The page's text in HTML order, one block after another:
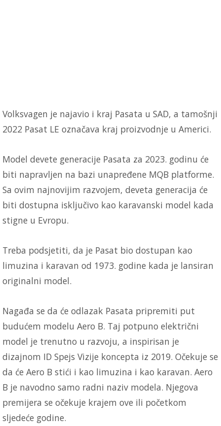
Volksvagen je najavio i kraj Pasata u SAD, a tamošnji
2022 Pasat LE označava kraj proizvodnje u Americi.
Model devete generacije Pasata za 2023. godinu će
biti napravljen na bazi unapređene MQB platforme.
Sa ovim najnovijim razvojem, deveta generacija će
biti dostupna isključivo kao karavanski model kada
stigne u Evropu.
Treba podsjetiti, da je Pasat bio dostupan kao
limuzina i karavan od 1973. godine kada je lansiran
originalni model.
Nagađa se da će odlazak Pasata pripremiti put
budućem modelu Aero B. Taj potpuno električni
model je trenutno u razvoju, a inspirisan je
dizajnom ID Spejs Vizije koncepta iz 2019. Očekuje se
da će Aero B stići i kao limuzina i kao karavan. Aero
B je navodno samo radni naziv modela. Njegova
premijera se očekuje krajem ove ili početkom
sljedeće godine.